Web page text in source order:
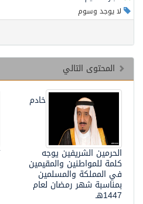
لا يوجد وسوم
المحتوى التالي
خادم
الحرمين الشريفين يوجه
كلمة للمواطنين والمقيمين
في المملكة والمسلمين
بمناسبة شهر رمضان لعام
1447هـ